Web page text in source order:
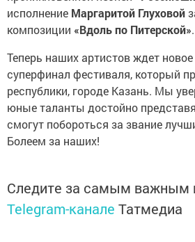
исполнение Маргаритой Глуховой
композиции «Вдоль по Питерской».
Теперь наших артистов ждет
суперфинал фестиваля, который
республики, городе Казань. Мы
юные таланты достойно
смогут побороться за звание
Болеем за наших!
Следите за самым важным
Telegram-канале Татмедиа